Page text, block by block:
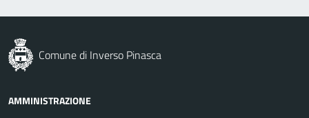
Comune di Inverso Pinasca
AMMINISTRAZIONE